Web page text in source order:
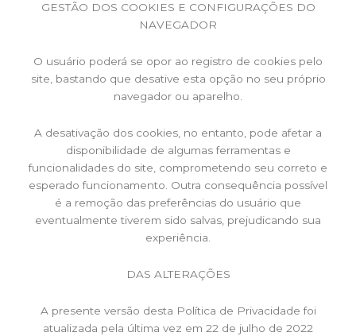
GESTÃO DOS COOKIES E CONFIGURAÇÕES DO
NAVEGADOR
O usuário poderá se opor ao registro de cookies pelo
site, bastando que desative esta opção no seu próprio
navegador ou aparelho.
A desativação dos cookies, no entanto, pode afetar a
disponibilidade de algumas ferramentas e
funcionalidades do site, comprometendo seu correto e
esperado funcionamento. Outra consequência possível
é a remoção das preferências do usuário que
eventualmente tiverem sido salvas, prejudicando sua
experiência.
DAS ALTERAÇÕES
A presente versão desta Política de Privacidade foi
atualizada pela última vez em 22 de julho de 2022